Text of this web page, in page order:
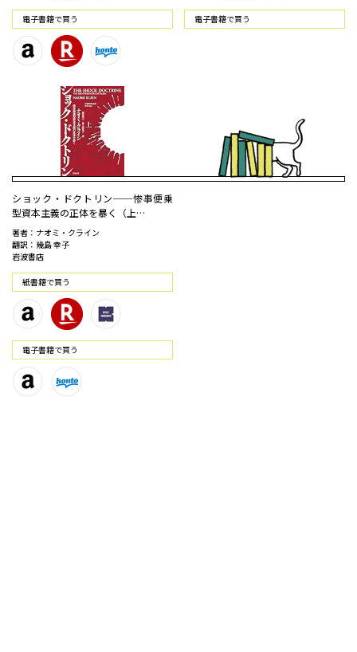
電⼦書籍で買う 電⼦書籍で買う
ショック・ドクトリン──惨事便乗
型資本主義の正体を暴く（上…
著者：ナオミ・クライン
翻訳：幾島 幸子
岩波書店
紙書籍で買う
電⼦書籍で買う